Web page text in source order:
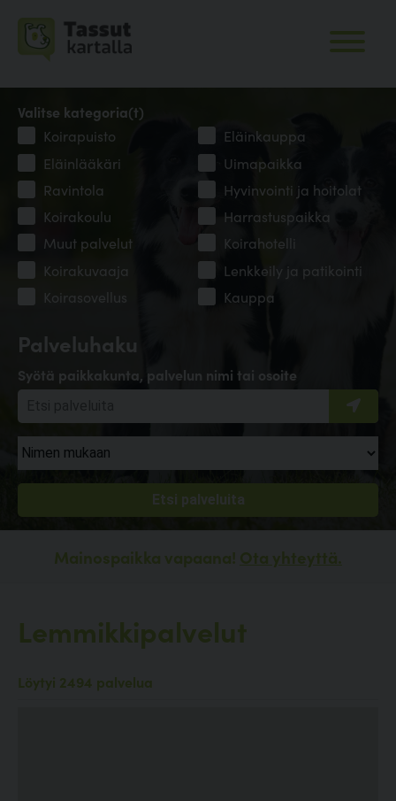
Palveluhaku
Syötä paikkakunta, palvelun nimi tai osoite
Valitse kategoria(t)
Koirapuisto
Eläinkauppa
Eläinlääkäri
Uimapaikka
Ravintola
Hyvinvointi ja hoitolat
Koirakoulu
Harrastuspaikka
Muut palvelut
Koirahotelli
Koirakuvaaja
Lenkkeily ja patikointi
Koirasovellus
Kauppa
Mainospaikka vapaana! Ota yhteyttä.
Lemmikkipalvelut
Löytyi 2494 palvelua